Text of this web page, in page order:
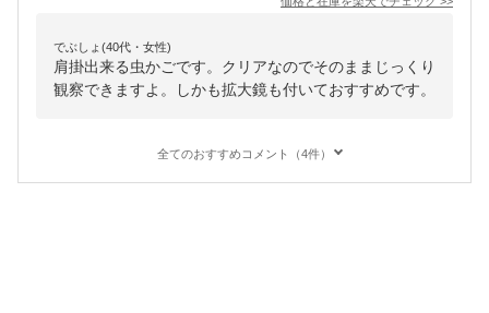
でぶしょ(40代・女性)
肩掛出来る虫かごです。クリアなのでそのままじっくり
観察できますよ。しかも拡大鏡も付いておすすめです。
全てのおすすめコメント（4件）